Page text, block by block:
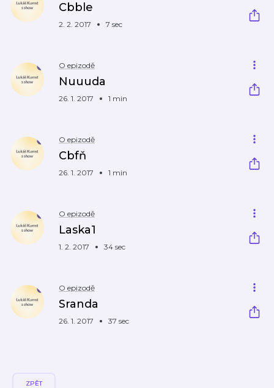
Cbble
2. 2. 2017 7 sec
O epizodě
Nuuuda
26. 1. 2017 1 min
O epizodě
Cbfň
26. 1. 2017 1 min
O epizodě
Laska1
1. 2. 2017 34 sec
O epizodě
Sranda
26. 1. 2017 37 sec
ZPĚT